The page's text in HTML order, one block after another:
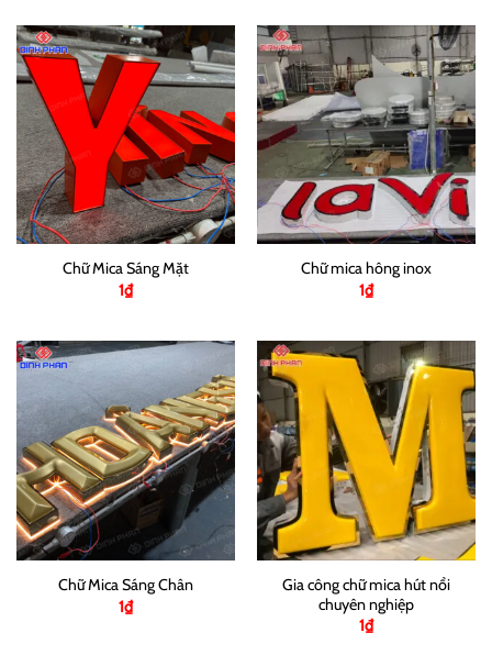
Chữ Mica Sáng Mặt
1₫
Chữ mica hông inox
1₫
Chữ Mica Sáng Chân
1₫
Gia công chữ mica hút nổi
chuyên nghiệp
1₫